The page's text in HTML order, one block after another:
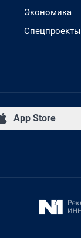
Экономика
Спецпроекты
App Store